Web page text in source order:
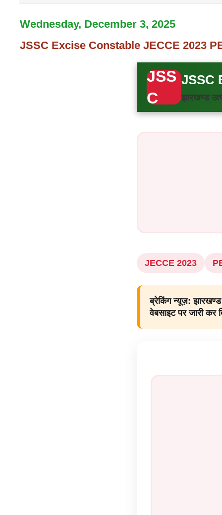
Wednesday, December 3, 2025
JSSC Excise Constable JECCE 2023
JSS
C
JSSC
झारखण्ड
JECCE 2023
ब्रेकिंग न्यूज़: झारखण्ड
वेबसाइट पर जारी कर